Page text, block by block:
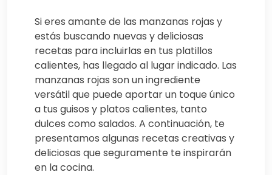
Si eres amante de las manzanas rojas y
estás buscando nuevas y deliciosas
recetas para incluirlas en tus platillos
calientes, has llegado al lugar indicado. Las
manzanas rojas son un ingrediente
versátil que puede aportar un toque único
a tus guisos y platos calientes, tanto
dulces como salados. A continuación, te
presentamos algunas recetas creativas y
deliciosas que seguramente te inspirarán
en la cocina.